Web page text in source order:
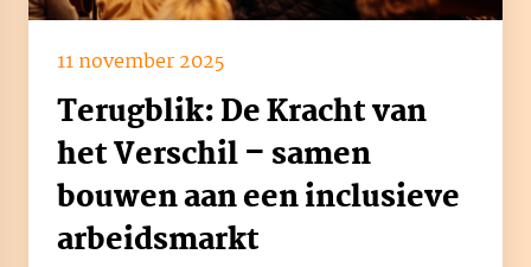
11 november 2025
Terugblik: De Kracht van
het Verschil – samen
bouwen aan een inclusieve
arbeidsmarkt